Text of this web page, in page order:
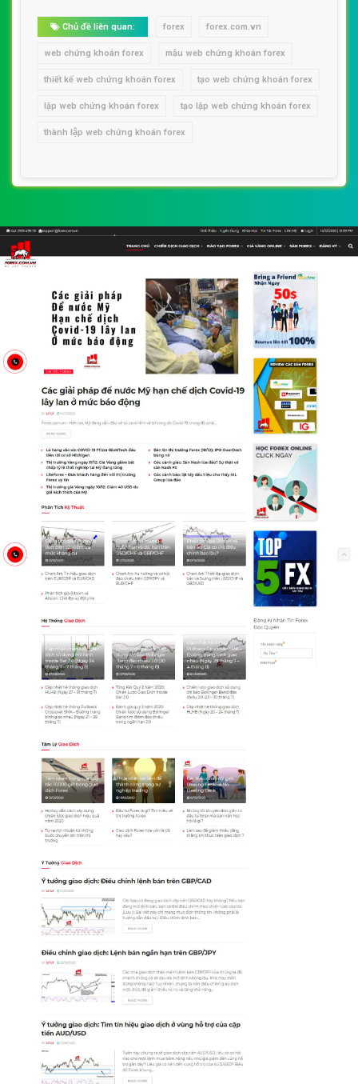
Chủ đề liên quan: forex forex.com.vn
web chứng khoán forex mẫu web chứng khoán forex
thiết kế web chứng khoán forex tạo web chứng khoán forex
lập web chứng khoán forex tạo lập web chứng khoán forex
thành lập web chứng khoán forex